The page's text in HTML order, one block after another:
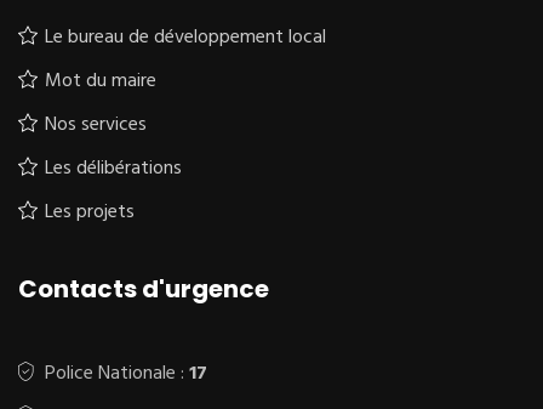
Le bureau de développement local
Mot du maire
Nos services
Les délibérations
Les projets
Contacts d'urgence
Police Nationale :17